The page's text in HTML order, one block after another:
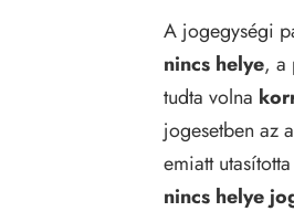
A jogegységi
nincs helye, a
tudta volna
jogesetben az
emiatt
nincs helye